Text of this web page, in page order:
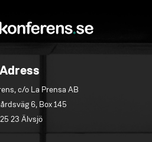
Adress
c/o La Prensa AB
6, Box 145
23 Älvsjö